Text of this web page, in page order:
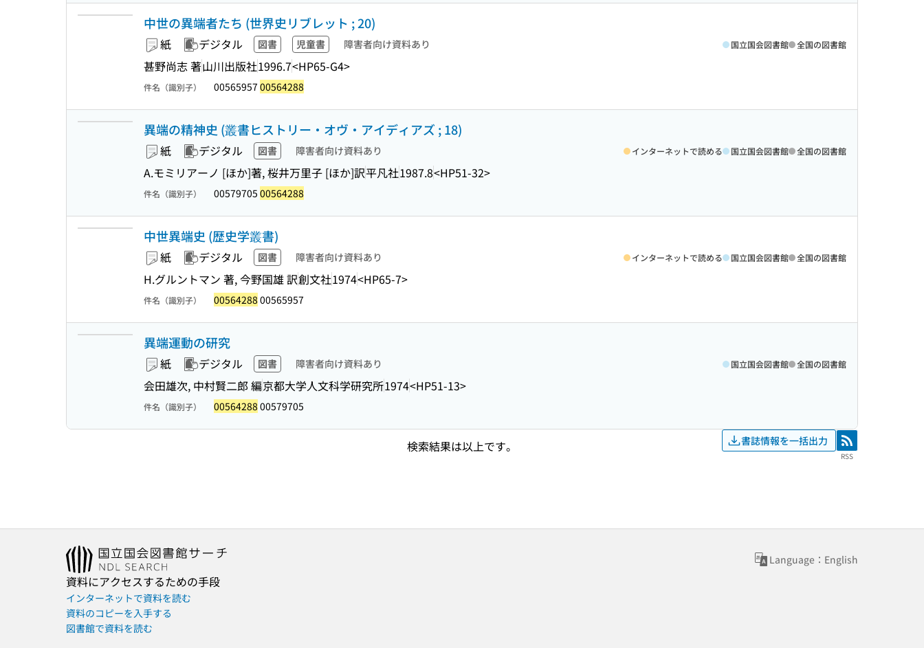
中世の異端者たち (世界史リブレット ; 20)
紙 デジタル 図書 児童書 障害者向け資料あり
甚野尚志 著山川出版社1996.7<HP65-G4>
国立国会図書館 全国の図書館
件名（識別子） 00565957 00564288
異端の精神史 (叢書ヒストリー・オヴ・アイディアズ ; 18)
紙 デジタル 図書 障害者向け資料あり
A.モミリアーノ [ほか]著, 桜井万里子 [ほか]訳平凡社1987.8<HP51-32>
インターネットで読める 国立国会図書館 全国の図書館
件名（識別子） 00579705 00564288
中世異端史 (歴史学叢書)
紙 デジタル 図書 障害者向け資料あり
H.グルントマン 著, 今野国雄 訳創文社1974<HP65-7>
インターネットで読める 国立国会図書館 全国の図書館
件名（識別子） 00564288 00565957
異端運動の研究
紙 デジタル 図書 障害者向け資料あり
会田雄次, 中村賢二郎 編京都大学人文科学研究所1974<HP51-13>
国立国会図書館 全国の図書館
件名（識別子） 00564288 00579705
検索結果は以上です。 書誌情報を一括出力 RSS
RSS
Language：English
資料にアクセスするための手段
インターネットで資料を読む
資料のコピーを入手する
図書館で資料を読む